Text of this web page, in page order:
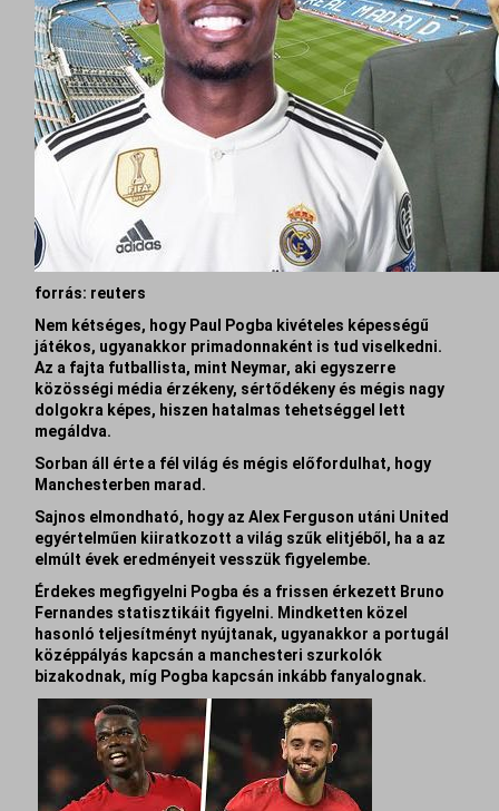
forrás: reuters
Nem kétséges, hogy Paul Pogba kivételes képességű
játékos, ugyanakkor primadonnaként is tud viselkedni.
Az a fajta futballista, mint Neymar, aki egyszerre
közösségi média érzékeny, sértődékeny és mégis nagy
dolgokra képes, hiszen hatalmas tehetséggel lett
megáldva.
Sorban áll érte a fél világ és mégis előfordulhat, hogy
Manchesterben marad.
Sajnos elmondható, hogy az Alex Ferguson utáni United
egyértelműen kiiratkozott a világ szűk elitjéből, ha a az
elmúlt évek eredményeit vesszük figyelembe.
Érdekes megfigyelni Pogba és a frissen érkezett Bruno
Fernandes statisztikáit figyelni. Mindketten közel
hasonló teljesítményt nyújtanak, ugyanakkor a portugál
középpályás kapcsán a manchesteri szurkolók
bizakodnak, míg Pogba kapcsán inkább fanyalognak.